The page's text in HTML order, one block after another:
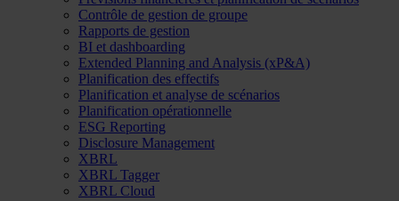
Contrôle de gestion de groupe
Rapports de gestion
BI et dashboarding
Extended Planning and Analysis (xP&A)
Planification des effectifs
Planification et analyse de scénarios
Planification opérationnelle
ESG Reporting
Disclosure Management
XBRL
XBRL Tagger
XBRL Cloud